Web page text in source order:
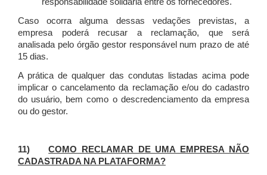
responsabilidade solidária entre os fornecedores.
Caso ocorra alguma dessas vedações previstas, a
empresa poderá recusar a reclamação, que será
analisada pelo órgão gestor responsável num prazo de até
15 dias.
A prática de qualquer das condutas listadas acima pode
implicar o cancelamento da reclamação e/ou do cadastro
do usuário, bem como o descredenciamento da empresa
ou do gestor.
11)COMO RECLAMAR DE UMA EMPRESA NÃO
CADASTRADA NA PLATAFORMA?